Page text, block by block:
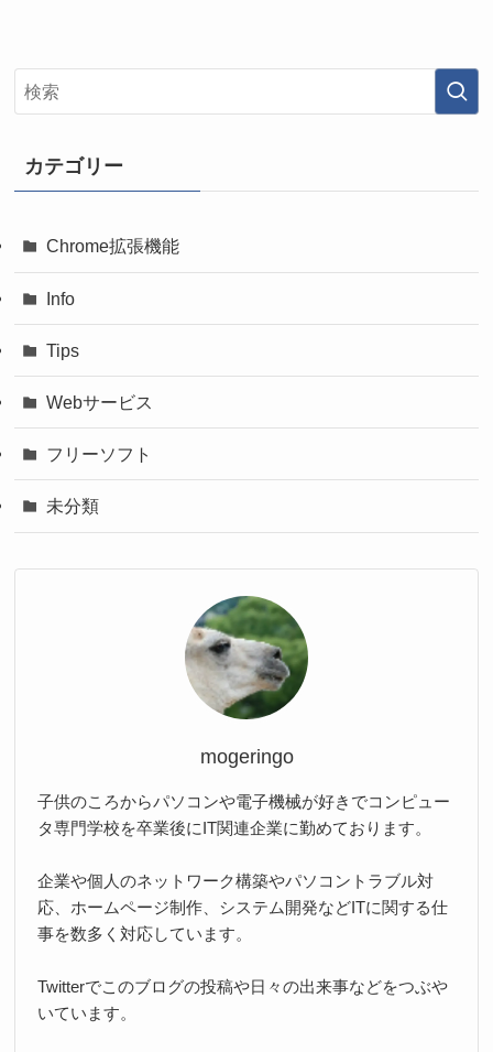
カテゴリー
Chrome拡張機能
Info
Tips
Webサービス
フリーソフト
未分類
mogeringo
子供のころからパソコンや電子機械が好きでコンピュー
タ専門学校を卒業後にIT関連企業に勤めております。
企業や個人のネットワーク構築やパソコントラブル対
応、ホームページ制作、システム開発などITに関する仕
事を数多く対応しています。
Twitterでこのブログの投稿や日々の出来事などをつぶや
いています。